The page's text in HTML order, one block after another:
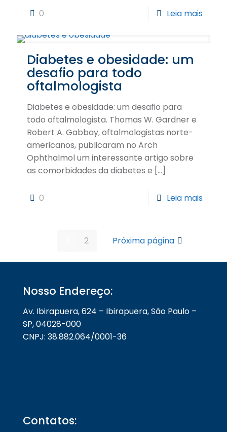
0 Leia mais
Diabetes e obesidade: um
desafio para todo
oftalmologista
Diabetes e obesidade: um desafio para
todo oftalmologista. Thomas W. Gardner e
Robert A. Gabbay, oftalmologistas norte-
americanos, publicaram no Arch
Ophthalmol um interessante artigo sobre
as comorbidades da diabetes e […]
0 Leia mais
2 Próxima página
Nosso Endereço:
Av. Ibirapuera, 624 – Ibirapuera, São Paulo –
SP, 04028-000
CNPJ: 38.882.064/0001-36
Contatos: